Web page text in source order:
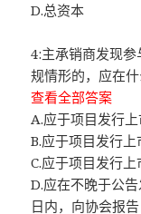
D.总资本
4:主承销商发现
规情形的，应在
查看全部答案
A.应于项目发行
B.应于项目发行
C.应于项目发行
D.应在不晚于公
日内，向协会报告